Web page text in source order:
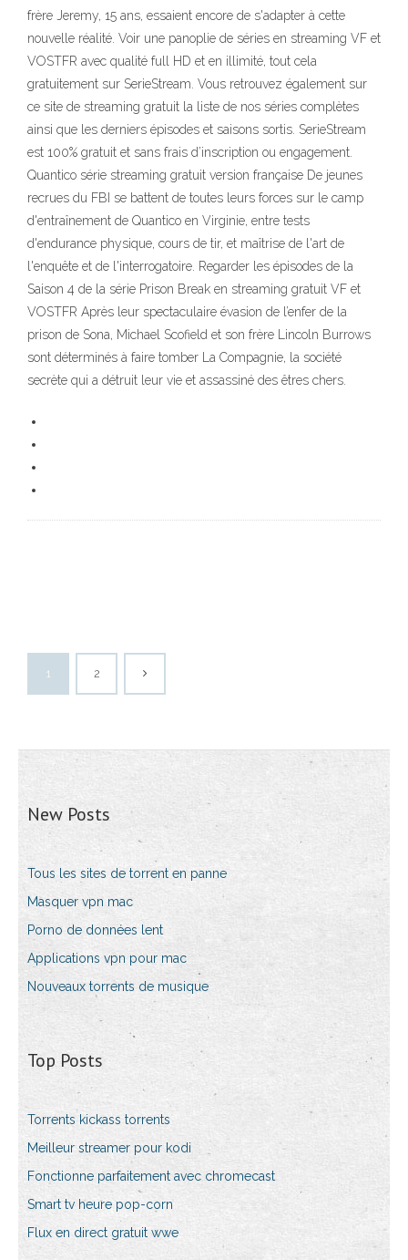
frère Jeremy, 15 ans, essaient encore de s'adapter à cette
nouvelle réalité. Voir une panoplie de séries en streaming VF et
VOSTFR avec qualité full HD et en illimité, tout cela
gratuitement sur SerieStream. Vous retrouvez également sur
ce site de streaming gratuit la liste de nos séries complètes
ainsi que les derniers épisodes et saisons sortis. SerieStream
est 100% gratuit et sans frais d’inscription ou engagement.
Quantico série streaming gratuit version française De jeunes
recrues du FBI se battent de toutes leurs forces sur le camp
d'entraînement de Quantico en Virginie, entre tests
d'endurance physique, cours de tir, et maîtrise de l'art de
l'enquête et de l'interrogatoire. Regarder les épisodes de la
Saison 4 de la série Prison Break en streaming gratuit VF et
VOSTFR Après leur spectaculaire évasion de l’enfer de la
prison de Sona, Michael Scofield et son frère Lincoln Burrows
sont déterminés à faire tomber La Compagnie, la société
secrète qui a détruit leur vie et assassiné des êtres chers.
1 2
New Posts
Tous les sites de torrent en panne
Masquer vpn mac
Porno de données lent
Applications vpn pour mac
Nouveaux torrents de musique
Top Posts
Torrents kickass torrents
Meilleur streamer pour kodi
Fonctionne parfaitement avec chromecast
Smart tv heure pop-corn
Flux en direct gratuit wwe